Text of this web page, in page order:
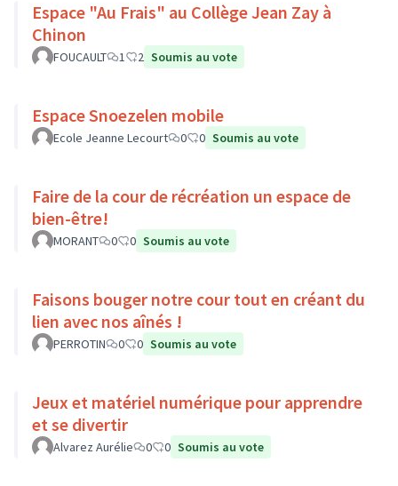
Espace "Au Frais" au Collège Jean Zay à
Chinon
FOUCAULT 1 2 Soumis au vote
Espace Snoezelen mobile
Ecole Jeanne Lecourt 0 0 Soumis au vote
Faire de la cour de récréation un espace de
bien-être!
MORANT 0 0 Soumis au vote
Faisons bouger notre cour tout en créant du
lien avec nos aînés !
PERROTIN 0 0 Soumis au vote
Jeux et matériel numérique pour apprendre
et se divertir
Alvarez Aurélie 0 0 Soumis au vote